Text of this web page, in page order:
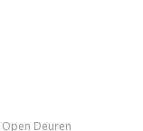
Open Deuren